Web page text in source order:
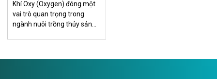
Khí Oxy (Oxygen) đóng một
vai trò quan trọng trong
ngành nuôi trồng thủy sản